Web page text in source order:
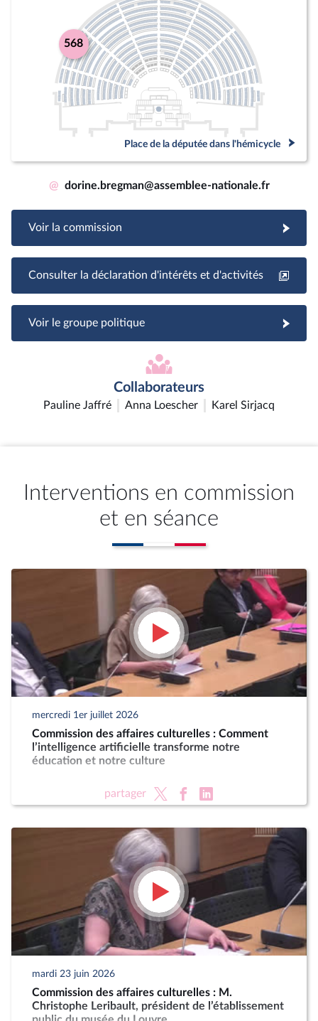
568
Place de la députée dans l'hémicycle
@ dorine.bregman@assemblee-nationale.fr
Voir la commission
Consulter la déclaration d'intérêts et d'activités
Voir le groupe politique
Collaborateurs
Pauline Jaffré Anna Loescher Karel Sirjacq
Interventions en commission
et en séance
mercredi 1er juillet 2026
Commission des affaires culturelles : Comment
l’intelligence artificielle transforme notre
éducation et notre culture
partager
mardi 23 juin 2026
Commission des affaires culturelles : M.
Christophe Leribault, président de l’établissement